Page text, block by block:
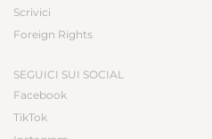
Scrivici
Foreign Rights
SEGUICI SUI SOCIAL
Facebook
TikTok